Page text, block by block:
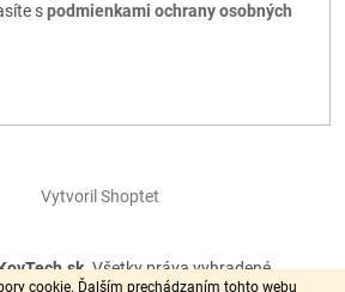
cookie. Ďalším prechádzaním tohto webu
spodmienkami ochrany osobných
Vytvoril Shoptet
. Všetky práva vyhradené.